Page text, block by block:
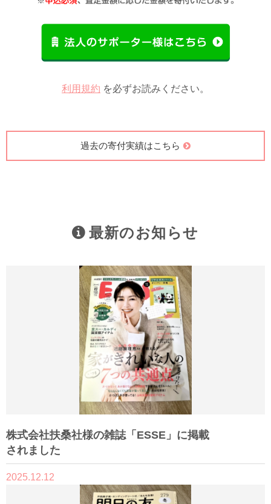
利用規約 を必ずお読みください。
過去の寄付実績はこちら
最新のお知らせ
株式会社扶桑社様の雑誌「ESSE」に掲載
されました
2025.12.12